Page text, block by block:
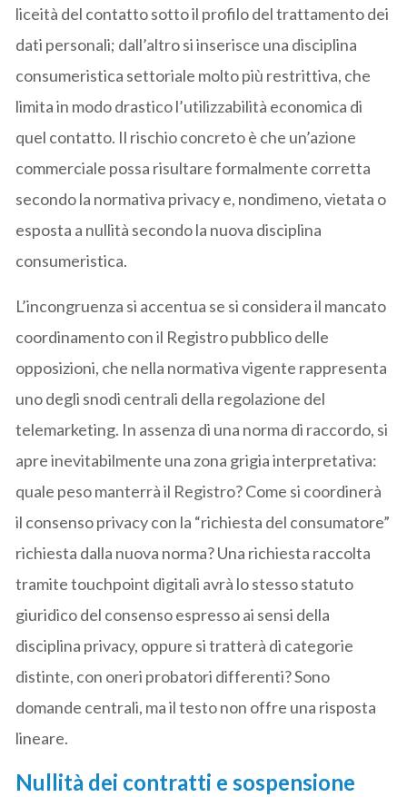
liceità del contatto sotto il profilo del trattamento dei
dati personali; dall’altro si inserisce una disciplina
consumeristica settoriale molto più restrittiva, che
limita in modo drastico l’utilizzabilità economica di
quel contatto. Il rischio concreto è che un’azione
commerciale possa risultare formalmente corretta
secondo la normativa privacy e, nondimeno, vietata o
esposta a nullità secondo la nuova disciplina
consumeristica.
L’incongruenza si accentua se si considera il mancato
coordinamento con il Registro pubblico delle
opposizioni, che nella normativa vigente rappresenta
uno degli snodi centrali della regolazione del
telemarketing. In assenza di una norma di raccordo, si
apre inevitabilmente una zona grigia interpretativa:
quale peso manterrà il Registro? Come si coordinerà
il consenso privacy con la “richiesta del consumatore”
richiesta dalla nuova norma? Una richiesta raccolta
tramite touchpoint digitali avrà lo stesso statuto
giuridico del consenso espresso ai sensi della
disciplina privacy, oppure si tratterà di categorie
distinte, con oneri probatori differenti? Sono
domande centrali, ma il testo non offre una risposta
lineare.
Nullità dei contratti e sospensione